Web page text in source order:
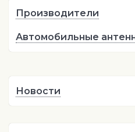
Производители
Автомобильные
Новости